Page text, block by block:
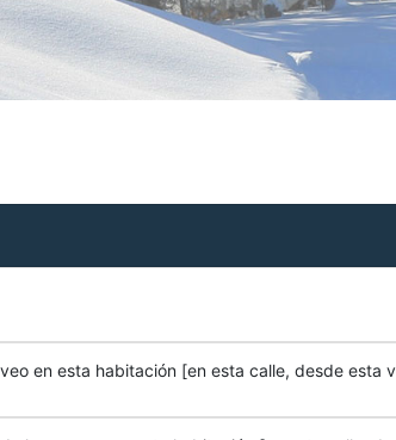
en esta habitación [en esta calle, desde esta